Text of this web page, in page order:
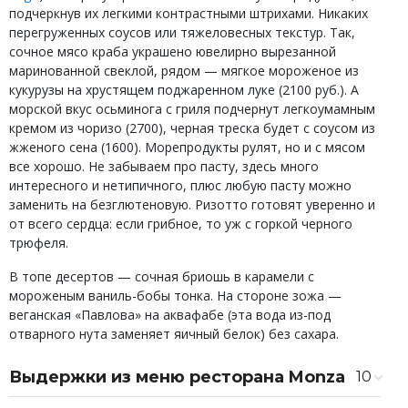
подчеркнув их легкими контрастными штрихами. Никаких
перегруженных соусов или тяжеловесных текстур. Так,
сочное мясо краба украшено ювелирно вырезанной
маринованной свеклой, рядом — мягкое мороженое из
кукурузы на хрустящем поджаренном луке (2100 руб.). А
морской вкус осьминога с гриля подчернут легкоумамным
кремом из чоризо (2700), черная треска будет с соусом из
жженого сена (1600). Морепродукты рулят, но и с мясом
все хорошо. Не забываем про пасту, здесь много
интересного и нетипичного, плюс любую пасту можно
заменить на безглютеновую. Ризотто готовят уверенно и
от всего сердца: если грибное, то уж с горкой черного
трюфеля.
В топе десертов — сочная бриошь в карамели с
мороженым ваниль-бобы тонка. На стороне зожа —
веганская «Павлова» на аквафабе (эта вода из-под
отварного нута заменяет яичный белок) без сахара.
Выдержки из меню ресторана Monza
10